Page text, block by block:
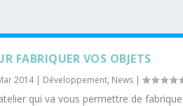
FABRIQUER VOS OBJETS
2014| Développement, News|
qui va vous permettre de